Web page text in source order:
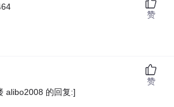
赞
alibo2008 的回复:]
赞